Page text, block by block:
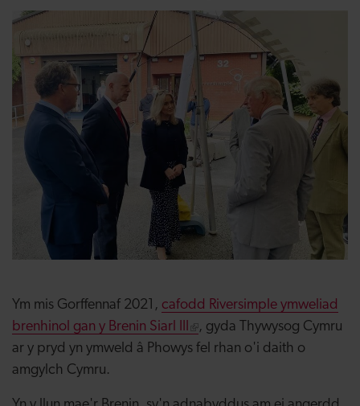
Ym mis Gorffennaf 2021, cafodd Riversimple ymweliad
brenhinol gan y Brenin Siarl III
, gyda Thywysog Cymru
ar y pryd yn ymweld â Phowys fel rhan o'i daith o
amgylch Cymru.